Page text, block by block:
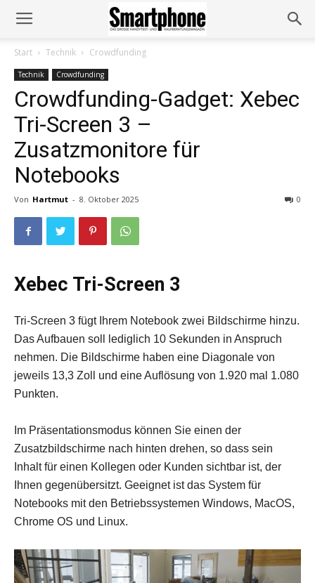
Start Technik Crowdfunding
Technik Crowdfunding
Crowdfunding-Gadget: Xebec
Tri-Screen 3 –
Zusatzmonitore für
Notebooks
Von Hartmut - 8. Oktober 2025 0
Xebec Tri-Screen 3
Tri-Screen 3 fügt Ihrem Notebook zwei Bildschirme hinzu.
Das Aufbauen soll lediglich 10 Sekunden in Anspruch
nehmen. Die Bildschirme haben eine Diagonale von
jeweils 13,3 Zoll und eine Auflösung von 1.920 mal 1.080
Punkten.
Im Präsentationsmodus können Sie einen der
Zusatzbildschirme nach hinten drehen, so dass sein
Inhalt für einen Kollegen oder Kunden sichtbar ist, der
Ihnen gegenübersitzt. Geeignet ist das System für
Notebooks mit den Betriebssystemen Windows, MacOS,
Chrome OS und Linux.